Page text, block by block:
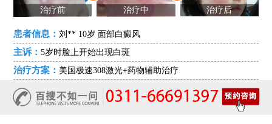
治疗前 治疗中 治疗后
患者信息：刘** 10岁 面部白癜风
主诉：5岁时脸上开始出现白斑
治疗方案： 美国极速308激光+药物辅助治疗